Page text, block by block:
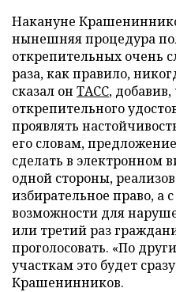
Накануне
нынешняя процедура
открепительных очень
раза, как правило,
сказал он ТАСС,
открепительного
проявлять
его словам,
сделать в электронном
одной стороны,
избирательное право, а
возможности для
или третий раз
проголосовать. «По
участкам это будет
Крашенинников.